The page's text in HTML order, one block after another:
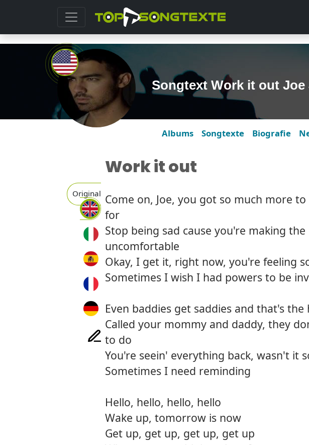
Songtext Work it out Joe
Albums Songtexte Biografie
Original
Work it out
Come on, Joe, you got so much more
for
Stop being sad cause you're making
uncomfortable
Okay, I get it, right now, you're feeling
Sometimes I wish I had powers to be
Even baddies get saddies and that's
Called your mommy and daddy, they
to do
You're seein' everything back, wasn't it
Sometimes I need reminding
Hello, hello, hello, hello
Wake up, tomorrow is now
Get up, get up, get up, get up